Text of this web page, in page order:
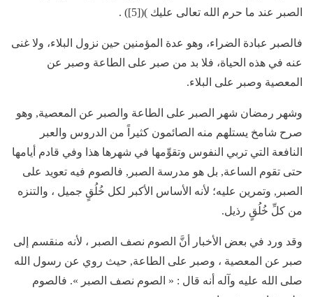
الصبر عند ما حرم الله تعالى عليك )([5]) .
فالصبر عبادة الضراء، وهو عدة المؤمنين حين نزول البلاء، ولا غنى
عنه في هذه الحياة، فلا بد من صبر على الطاعة وصبر عن
المعصية وصبر على البلاء.
وشهر رمضان شهر الصبر على الطاعة والصبر عن المعصية, وهو
صرح شامخ يستلهم منه الصائمون كثيراً من الدروس والعبر
النافعة التي تربي النفوس وتقوِّمها في شهرها هذا وفي قادم أيامها
حتى تقوم الساعة, بل هو مدرسة الصبر, فالصوم فيه تعويد على
الصبر, وتمرين عليه؛ لأنه الأساس الأكبر لكل خُلُقٍ جميل ، والتنزه
من كلِّ خُلُقٍ رذيل.
وقد ورد في بعض الأخبار أنَّ الصوم نصف الصبر ، لأنه منقسم إلى
صبر عن المعصية ، وصبر على الطاعة, حيث روي عن رسول الله
صلى الله عليه وآله أنه قال : « الصوم نصف الصبر ». فالصوم